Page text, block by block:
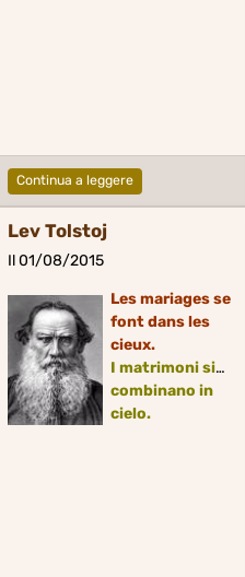
Continua a leggere
Lev Tolstoj
Il 01/08/2015
Les mariages se
font dans les
cieux.
I matrimonisi
combinano in
cielo.